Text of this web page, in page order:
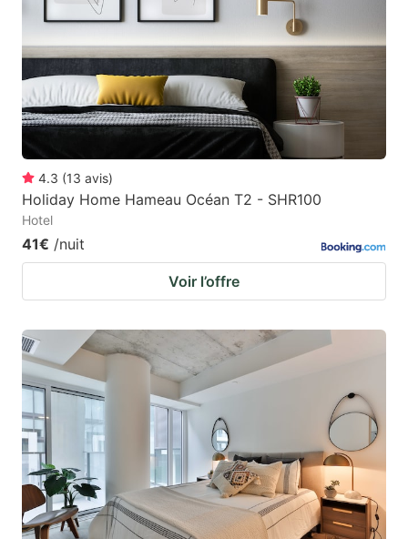
4.3 (13 avis)
Holiday Home Hameau Océan T2 - SHR100
Hotel
41€ /nuit
Voir l’offre